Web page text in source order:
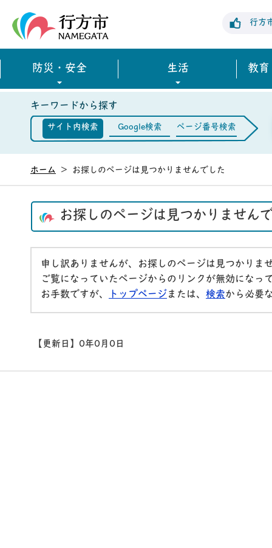
行方
防災・安全 生活 教育
キーワードから探す
サイト内検索 Google検索 ページ番号検索
ホーム > お探しのページは見つかりませんでした
お探しのページは見つかりません
申し訳ありませんが、お探しのページは見つかりま
ご覧になっていたページからのリンクが無効にな
お手数ですが、
トップページ または、 検索から必要
【更新日】 0年0月0日